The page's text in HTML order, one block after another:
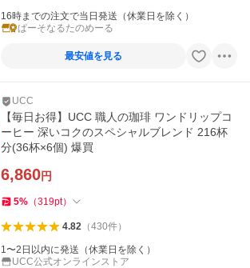
16時までの注文で当日発送（休業日を除く）
ぱーそなるたのめーる
最安値を見る
UCC
【毎日お得】UCC 職人の珈琲 ワンドリップコ
ーヒー 深いコクのスペシャルブレンド 216杯
分(36杯×6個) 爆買
6,860円
5% （319pt）
4.82（430件）
1〜2日以内に発送（休業日を除く）
UCC公式オンラインストア